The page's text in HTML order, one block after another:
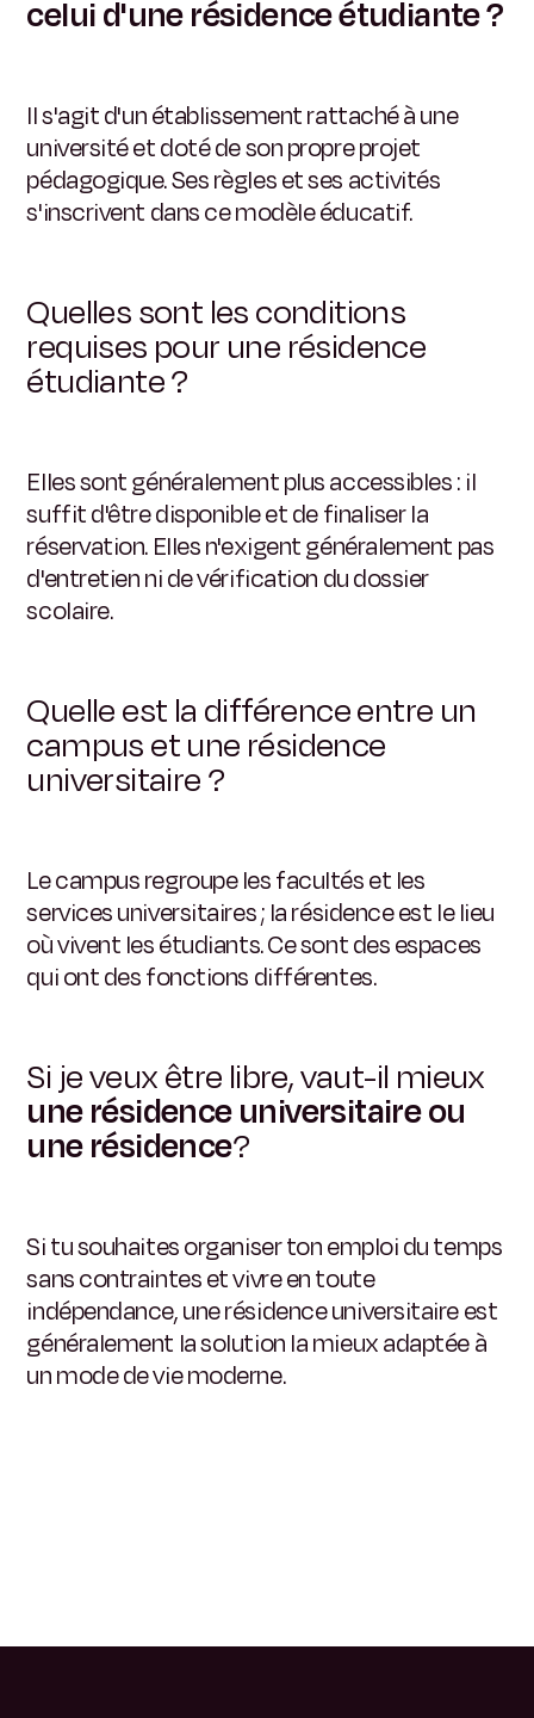
celui d'une résidence étudiante ?
Il s'agit d'un établissement rattaché à une
université et doté de son propre projet
pédagogique. Ses règles et ses activités
s'inscrivent dans ce modèle éducatif.
Quelles sont les conditions
requises pour une résidence
étudiante ?
Elles sont généralement plus accessibles : il
suffit d'être disponible et de finaliser la
réservation. Elles n'exigent généralement pas
d'entretien ni de vérification du dossier
scolaire.
Quelle est la différence entre un
campus et une résidence
universitaire ?
Le campus regroupe les facultés et les
services universitaires ; la résidence est le lieu
où vivent les étudiants. Ce sont des espaces
qui ont des fonctions différentes.
Si je veux être libre, vaut-il mieux
une résidence universitaire ou
une résidence?
Si tu souhaites organiser ton emploi du temps
sans contraintes et vivre en toute
indépendance, une résidence universitaire est
généralement la solution la mieux adaptée à
un mode de vie moderne.